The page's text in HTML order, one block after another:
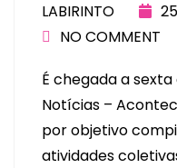
LABIRINTO
NO COMMENT
É chegada a
Notícias –
por objetivo
atividades